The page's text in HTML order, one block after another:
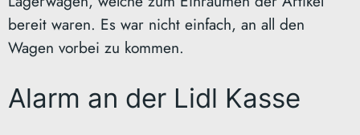
bereit waren. Es war nicht einfach, an all den
Wagen vorbei zu kommen.
Alarm an der Lidl Kasse